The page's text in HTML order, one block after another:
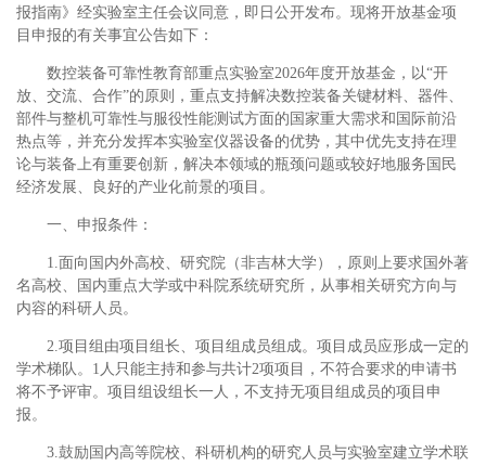
报指南》经实验室主任会议同意，即日公开发布。现将开放基金项
目申报的有关事宜公告如下：
数控装备可靠性教育部重点实验室2026年度开放基金，以“开
放、交流、合作”的原则，重点支持解决数控装备关键材料、器件、
部件与整机可靠性与服役性能测试方面的国家重大需求和国际前沿
热点等，并充分发挥本实验室仪器设备的优势，其中优先支持在理
论与装备上有重要创新，解决本领域的瓶颈问题或较好地服务国民
经济发展、良好的产业化前景的项目。
一、申报条件：
1.面向国内外高校、研究院（非吉林大学），原则上要求国外著
名高校、国内重点大学或中科院系统研究所，从事相关研究方向与
内容的科研人员。
2.项目组由项目组长、项目组成员组成。项目成员应形成一定的
学术梯队。1人只能主持和参与共计2项项目，不符合要求的申请书
将不予评审。项目组设组长一人，不支持无项目组成员的项目申
报。
3.鼓励国内高等院校、科研机构的研究人员与实验室建立学术联